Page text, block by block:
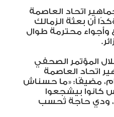
اتحاد العاصمة
أن بعثة الزمالك
وأجواء محترمة طوال
.
المؤتمر الصحفي
اتحاد العاصمة
مضيفًا: «ما حسناش
كانوا بيشجعوا
ودي حاجة تُحسب